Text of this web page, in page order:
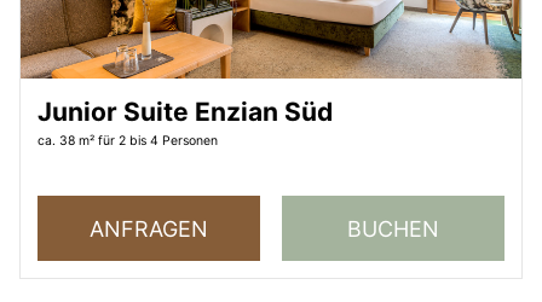
Junior Suite Enzian Süd
ca. 38 m² für 2 bis 4 Personen
ANFRAGEN BUCHEN